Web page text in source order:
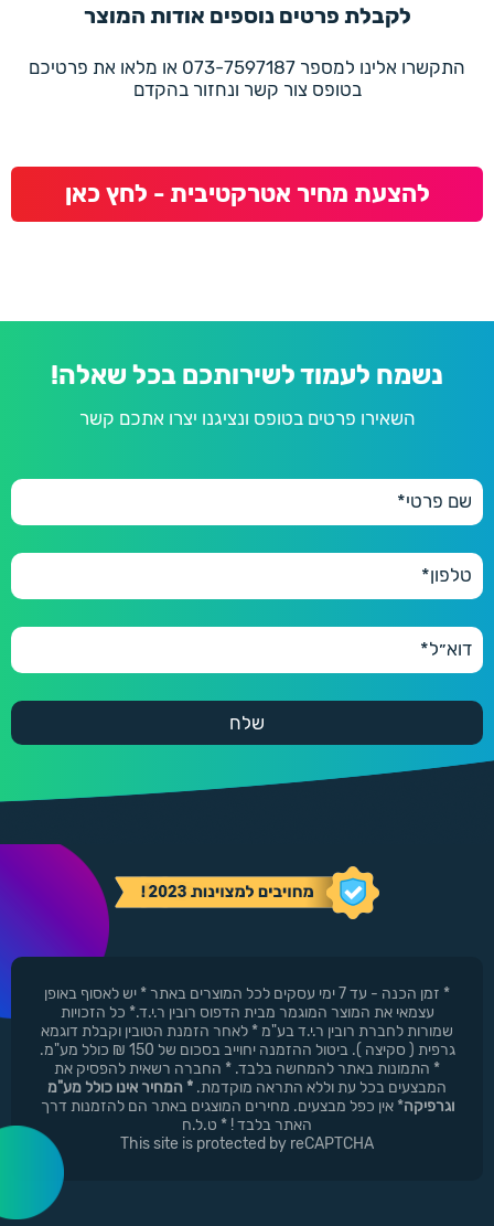
לקבלת פרטים נוספים אודות המוצר
התקשרו אלינו למספר 073-7597187 או מלאו את פרטיכם
בטופס צור קשר ונחזור בהקדם
להצעת מחיר אטרקטיבית - לחץ כאן
נשמח לעמוד לשירותכם בכל שאלה!
השאירו פרטים בטופס ונציגנו יצרו אתכם קשר
* זמן הכנה - עד 7 ימי עסקים לכל המוצרים באתר * יש לאסוף באופן
עצמאי את המוצר המוגמר מבית הדפוס רובין ר.י.ד.* כל הזכויות
שמורות לחברת רובין ר.י.ד בע"מ * לאחר הזמנת הטובין וקבלת דוגמא
גרפית ( סקיצה ). ביטול ההזמנה יחוייב בסכום של 150 ₪ כולל מע"מ.
* התמונות באתר להמחשה בלבד. * החברה רשאית להפסיק את
המבצעים בכל עת וללא התראה מוקדמת. * המחיר אינו כולל מע"מ
וגרפיקה* אין כפל מבצעים. מחירים המוצגים באתר הם להזמנות דרך
האתר בלבד ! * ט.ל.ח
This site is protected by reCAPTCHA